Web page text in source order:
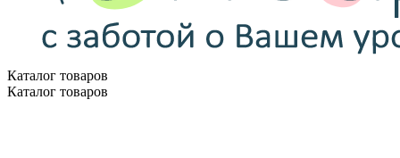
Каталог товаров
Каталог товаров